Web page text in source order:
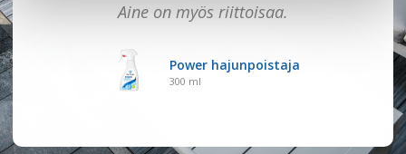
Aine on myös riittoisaa.
Power hajunpoistaja
300 ml